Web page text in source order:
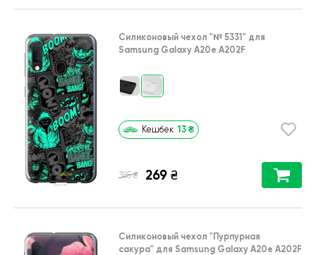
Силиконовый чехол "№ 5331" для
Samsung Galaxy A20e A202F
Кешбек 13 ₴
385 ₴ 269 ₴
Силиконовый чехол "Пурпурная
сакура" для Samsung Galaxy A20e A202F